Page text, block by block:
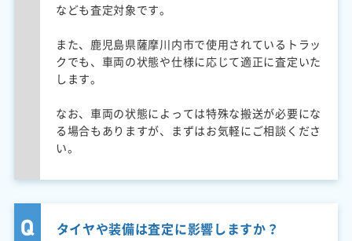
なども査定対象です。
また、鹿児島県薩摩川内市で使用されているトラッ
クでも、車両の状態や仕様に応じて適正に査定いた
します。
なお、車両の状態によっては特殊な搬送が必要にな
る場合もありますが、まずはお気軽にご相談くださ
い。
タイヤや装備は査定に影響しますか？